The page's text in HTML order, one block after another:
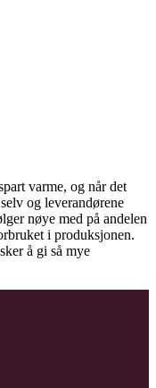
varme, og når det
og leverandørene
nøye med på andelen
i produksjonen.
å gi så mye